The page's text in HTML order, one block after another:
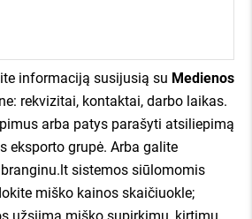
informaciją susijusią su Medienos
rekvizitai, kontaktai, darbo laikas.
arba patys parašyti atsiliepimą
eksporto grupė. Arba galite
sistemos siūlomomis
miško kainos skaičiuokle;